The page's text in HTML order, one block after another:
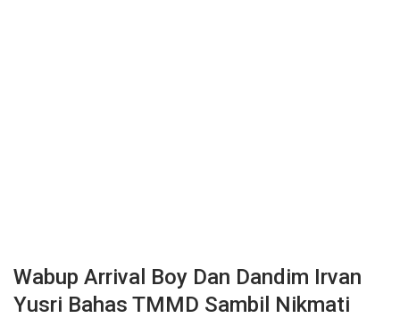
Wabup Arrival Boy Dan Dandim Irvan
Yusri Bahas TMMD Sambil Nikmati